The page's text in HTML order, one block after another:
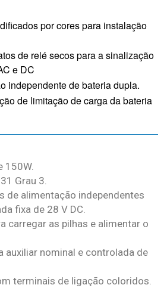
por cores para instalação
de relé secos para a sinalização
e DC
independente de bateria dupla.
de limitação de carga da bateria
150W.
Grau 3.
de alimentação independentes
fixa de 28 V DC.
carregar as pilhas e alimentar o
auxiliar nominal e controlada de
terminais de ligação coloridos.